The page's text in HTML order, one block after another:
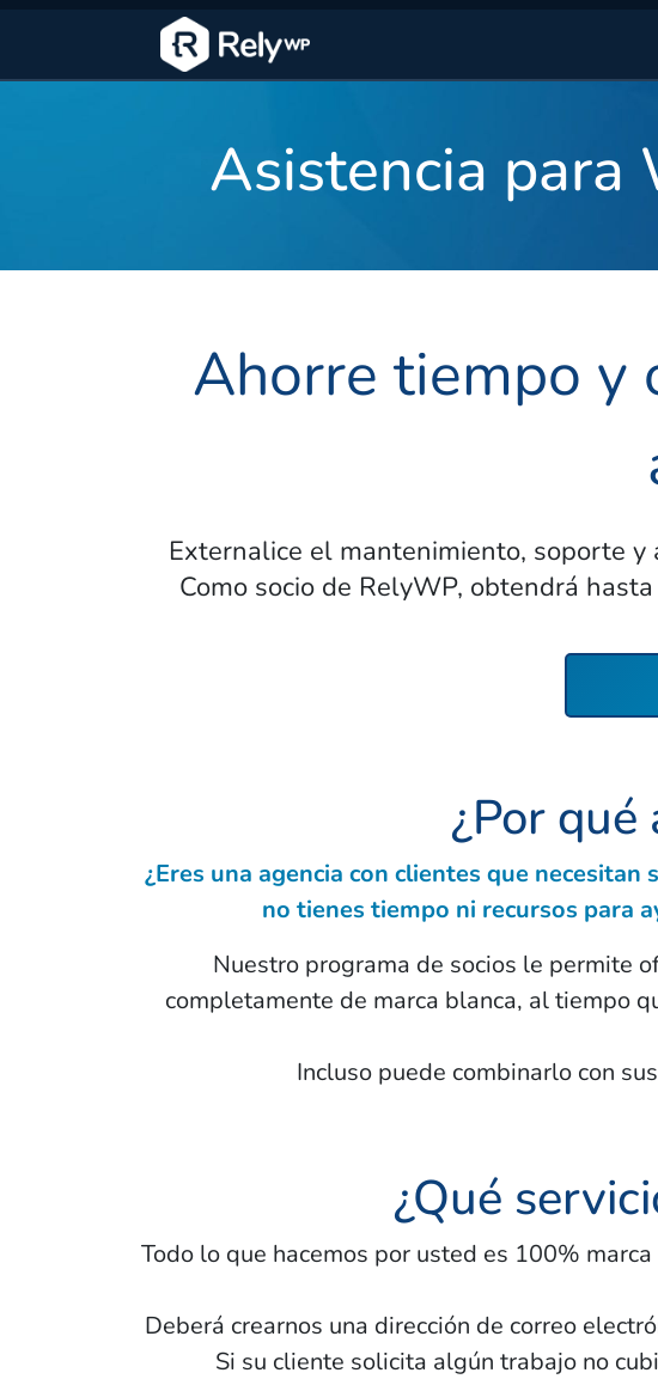
Asistencia para
Ahorre tiempo y
Externalice el mantenimiento, soporte
Como socio de RelyWP, obtendrá
¿Por qué
¿Eres una agencia con clientes que
no tienes tiempo ni recursos para
Nuestro programa de socios le permite
completamente de marca blanca, al tiempo
Incluso puede combinarlo con
¿Qué
Todo lo que hacemos por usted es 100%
Deberá crearnos una dirección de correo
Si su cliente solicita algún trabajo no